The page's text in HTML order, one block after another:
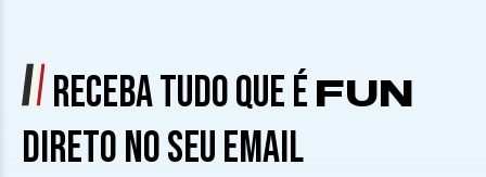
RECEBA TUDO QUE É FUN
DIRETO NO SEU EMAIL